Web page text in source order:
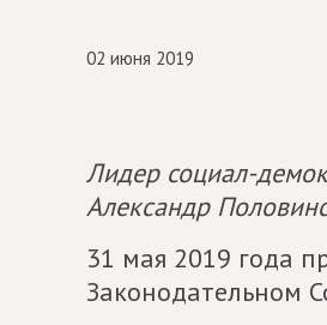
02 июня 2019
Лидер социал-
Александр
31 мая 2019 года
Законодательном